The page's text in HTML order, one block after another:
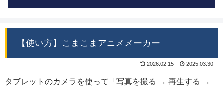
【使い方】こまこまアニメメーカー
2026.02.15 2025.03.30
タブレットのカメラを使って「写真を撮る → 再生する →